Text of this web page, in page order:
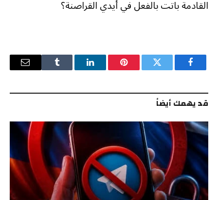
القادمة باتت بالفعل في أيدي القراصنة؟
فيسبوك تويتر بينتيريستلينكدإن Tumblr
البريد
قد يهمك أيضاً